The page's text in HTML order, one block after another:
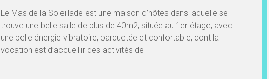
Le Mas de la Soleillade est une maison d’hôtes dans laquelle se
trouve une belle salle de plus de 40m2, située au 1er étage, avec
une belle énergie vibratoire, parquetée et confortable, dont la
vocation est d’accueillir des activités de